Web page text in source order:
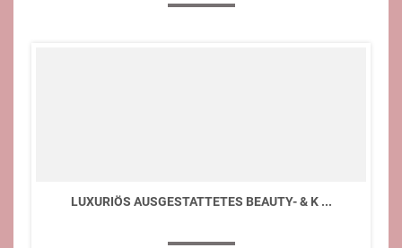
LUXURIÖS AUSGESTATTETES BEAUTY- & K ...